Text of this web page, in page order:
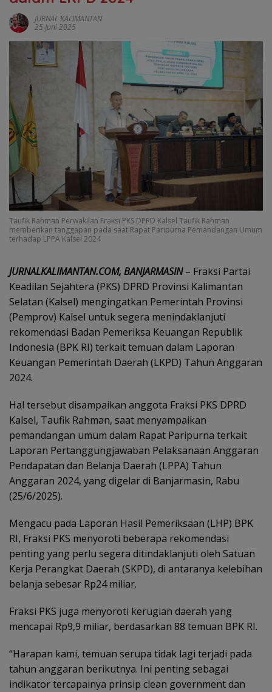
JURNAL KALIMANTAN
25 Juni 2025
Taufik Rahman Perwakilan Fraksi PKS DPRD Kalsel Taufik Rahman
memberikan tanggapan pada saat Rapat Paripurna Pemandangan Umum
terhadap LPPA Kalsel 2024
JURNALKALIMANTAN.COM, BANJARMASIN– Fraksi Partai
Keadilan Sejahtera (PKS) DPRD Provinsi Kalimantan
Selatan (Kalsel) mengingatkan Pemerintah Provinsi
(Pemprov) Kalsel untuk segera menindaklanjuti
rekomendasi Badan Pemeriksa Keuangan Republik
Indonesia (BPK RI) terkait temuan dalam Laporan
Keuangan Pemerintah Daerah (LKPD) Tahun Anggaran
2024.
Hal tersebut disampaikan anggota Fraksi PKS DPRD
Kalsel, Taufik Rahman, saat menyampaikan
pemandangan umum dalam Rapat Paripurna terkait
Laporan Pertanggungjawaban Pelaksanaan Anggaran
Pendapatan dan Belanja Daerah (LPPA) Tahun
Anggaran 2024, yang digelar di Banjarmasin, Rabu
(25/6/2025).
Mengacu pada Laporan Hasil Pemeriksaan (LHP) BPK
RI, Fraksi PKS menyoroti beberapa rekomendasi
penting yang perlu segera ditindaklanjuti oleh Satuan
Kerja Perangkat Daerah (SKPD), di antaranya kelebihan
belanja sebesar Rp24 miliar.
Fraksi PKS juga menyoroti kerugian daerah yang
mencapai Rp9,9 miliar, berdasarkan 88 temuan BPK RI.
“Harapan kami, temuan serupa tidak lagi terjadi pada
tahun anggaran berikutnya. Ini penting sebagai
indikator tercapainya prinsip clean government dan